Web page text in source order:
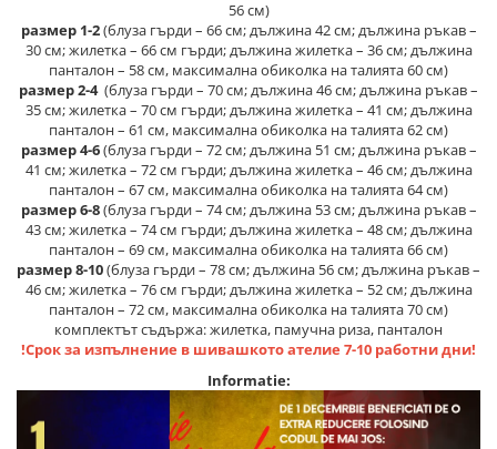
56 см)
размер 1-2(блуза гърди – 66 см; дължина 42 см; дължина ръкав –
30 см; жилетка – 66 см гърди; дължина жилетка – 36 см; дължина
панталон – 58 см, максимална обиколка на талията 60 см)
размер 2-4 (блуза гърди – 70 см; дължина 46 см; дължина ръкав –
35 см; жилетка – 70 см гърди; дължина жилетка – 41 см; дължина
панталон – 61 см, максимална обиколка на талията 62 см)
размер 4-6(блуза гърди – 72 см; дължина 51 см; дължина ръкав –
41 см; жилетка – 72 см гърди; дължина жилетка – 46 см; дължина
панталон – 67 см, максимална обиколка на талията 64 см)
размер 6-8(блуза гърди – 74 см; дължина 53 см; дължина ръкав –
43 см; жилетка – 74 см гърди; дължина жилетка – 48 см; дължина
панталон – 69 см, максимална обиколка на талията 66 см)
размер 8-10(блуза гърди – 78 см; дължина 56 см; дължина ръкав –
46 см; жилетка – 76 см гърди; дължина жилетка – 52 см; дължина
панталон – 72 см, максимална обиколка на талията 70 см)
комплектът съдържа: жилетка, памучна риза, панталон
!Срок за изпълнение в шивашкото ателие 7-10 работни дни!
Informatie: